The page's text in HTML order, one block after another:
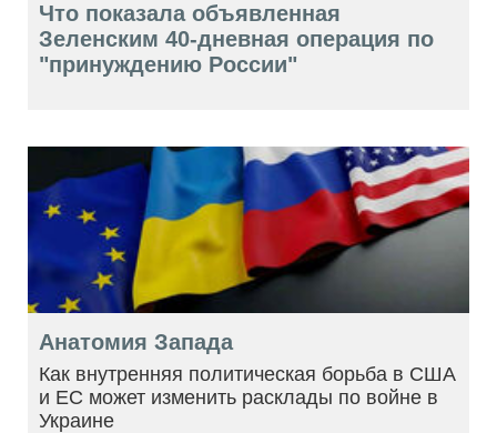
Что показала объявленная
Зеленским 40-дневная операция по
"принуждению России"
Анатомия Запада
Как внутренняя политическая борьба в США
и ЕС может изменить расклады по войне в
Украине